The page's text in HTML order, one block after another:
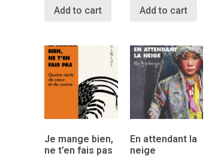
Add to cart Add to cart
Je mange bien,
ne t’en fais pas
En attendant la
neige